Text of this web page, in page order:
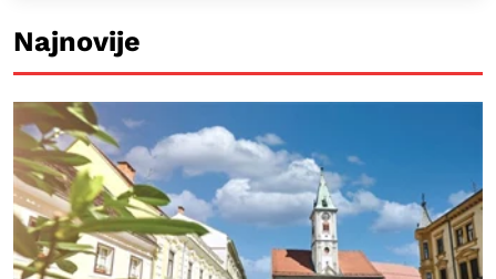
Najnovije